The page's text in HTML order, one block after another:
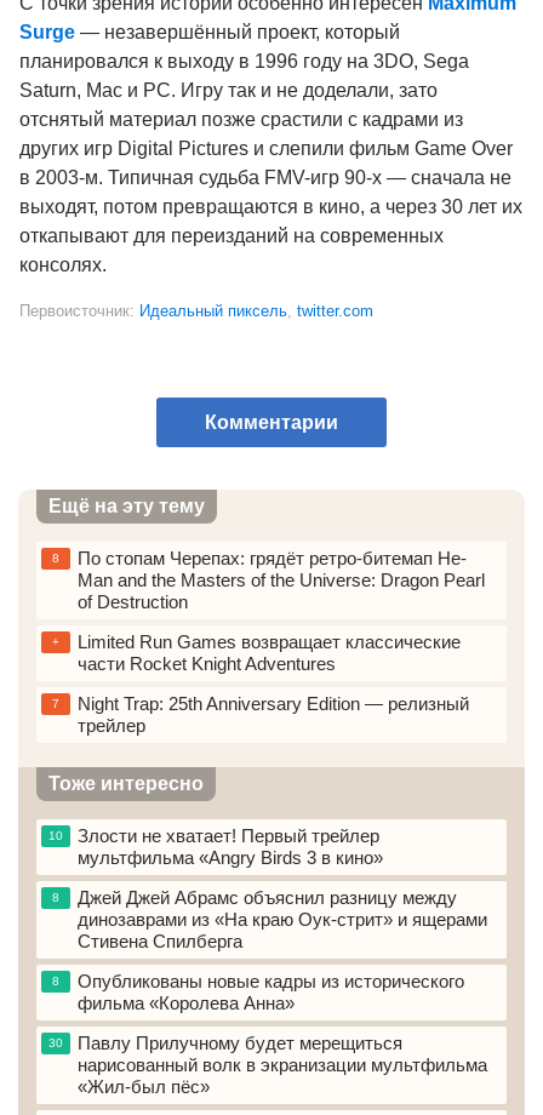
Комментарии
Ещё на эту тему
8
По стопам Черепах: грядёт ретро-битемап He-
Man and the Masters of the Universe: Dragon Pearl
of Destruction
+
Limited Run Games возвращает классические
части Rocket Knight Adventures
7
Night Trap: 25th Anniversary Edition — peлизный
тpeйлep
Тоже интересно
10
Злости не хватает! Первый трейлер
мультфильма «Angry Birds 3 в кино»
8
Джей Джей Абрамс объяснил разницу между
динозаврами из «На краю Оук-стрит» и ящерами
Стивена Спилберга
8
Опубликованы новые кадры из исторического
фильма «Королева Анна»
30
Павлу Прилучному будет мерещиться
нарисованный волк в экранизации мультфильма
«Жил-был пёс»